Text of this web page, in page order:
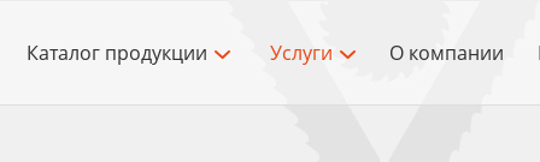
Каталог продукции Услуги О компании